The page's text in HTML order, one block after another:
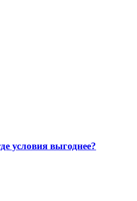
условия выгоднее?